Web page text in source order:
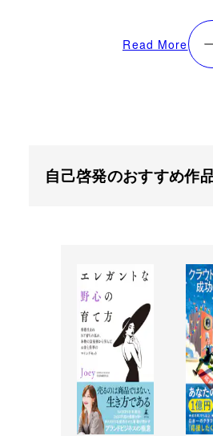
Read More
自己啓発のおすすめ作